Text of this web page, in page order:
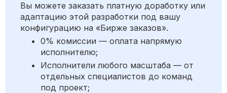
Вы можете заказать платную доработку или
адаптацию этой разработки под вашу
конфигурацию на «Бирже заказов».
0% комиссии — оплата напрямую
исполнителю;
Исполнители любого масштаба — от
отдельных специалистов до команд
под проект;